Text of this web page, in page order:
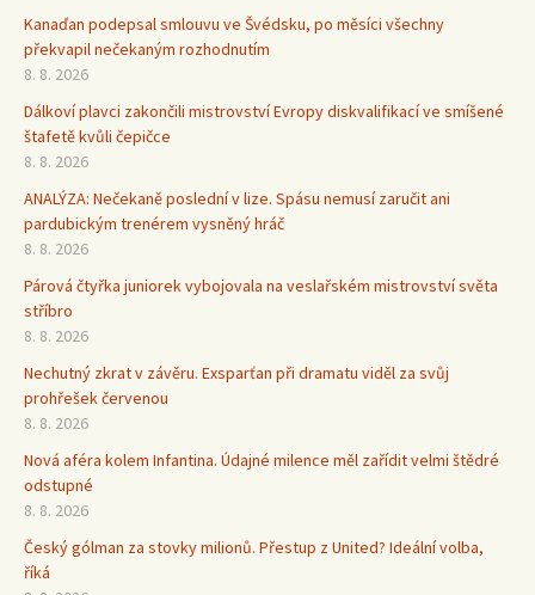
Kanaďan podepsal smlouvu ve Švédsku, po měsíci všechny
překvapil nečekaným rozhodnutím
8. 8. 2026
Dálkoví plavci zakončili mistrovství Evropy diskvalifikací ve smíšené
štafetě kvůli čepičce
8. 8. 2026
ANALÝZA: Nečekaně poslední v lize. Spásu nemusí zaručit ani
pardubickým trenérem vysněný hráč
8. 8. 2026
Párová čtyřka juniorek vybojovala na veslařském mistrovství světa
stříbro
8. 8. 2026
Nechutný zkrat v závěru. Exsparťan při dramatu viděl za svůj
prohřešek červenou
8. 8. 2026
Nová aféra kolem Infantina. Údajné milence měl zařídit velmi štědré
odstupné
8. 8. 2026
Český gólman za stovky milionů. Přestup z United? Ideální volba,
říká